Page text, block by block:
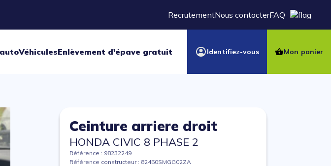
RecrutementNous contacterFAQ
VéhiculesEnlèvement d'épave gratuit Identifiez-vous Mon panier
Ceinture arriere droit
HONDA CIVIC 8 PHASE 2
Référence : 98232249
Référence constructeur : 82450SMGG02ZA